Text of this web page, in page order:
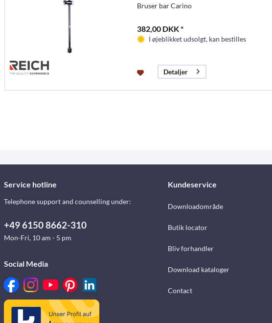
Bruser bar Carino
382,00 DKK *
I øjeblikket udsolgt, kan bestilles
Detaljer
Service hotline
Telephone support and counselling under:
+49 6150 8662-310
Mon-Fri, 10 am - 5 pm
Social Media
Kundeservice
Downloadområde
Butik locator
Bliv forhandler
Download kataloger
Contact